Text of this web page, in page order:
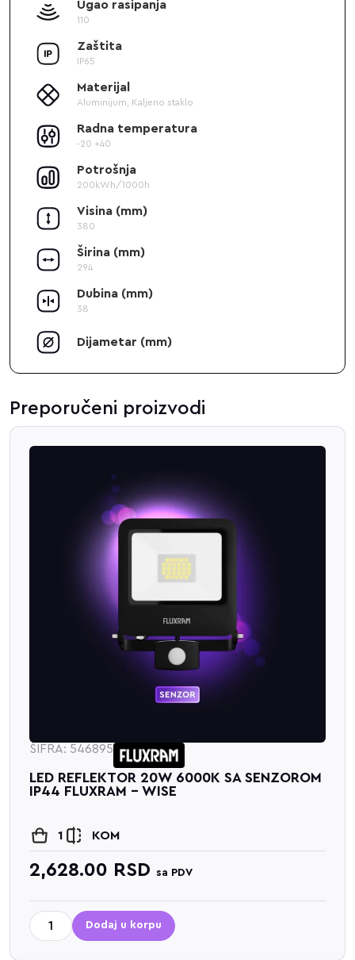
Ugao rasipanja
110
Zaštita
IP65
Materijal
Aluminijum, Kaljeno staklo
Radna temperatura
-20 +40
Potrošnja
200kWh/1000h
Visina (mm)
380
Širina (mm)
294
Dubina (mm)
38
Dijametar (mm)
Preporučeni proizvodi
ŠIFRA: 546895
LED REFLEKTOR 20W 6000K SA SENZOROM
IP44 FLUXRAM - WISE
1 KOM
2,628.00 RSD sa PDV
Dodaj u korpu